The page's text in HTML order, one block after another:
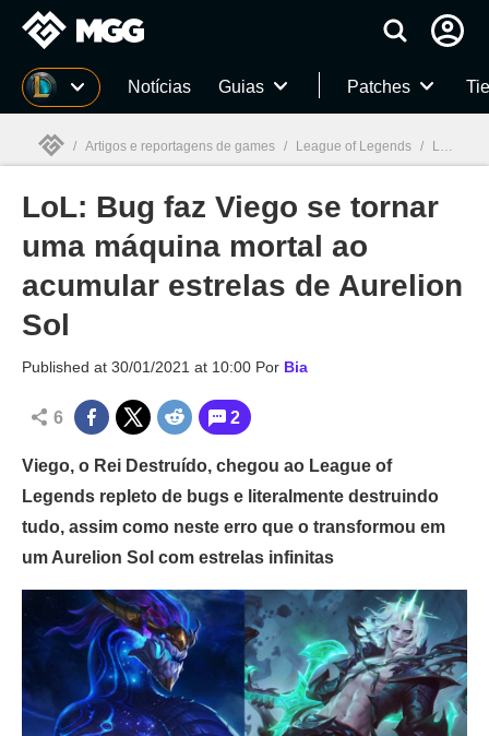
Millenium Notícias Guias Patches
Millenium
/ Artigos e reportagens de games / League of Legends / LoL: Bug faz Viego se tornar uma máquina mortal ao acumular estrelas de Aurelion Sol
LoL: Bug faz Viego se tornar
uma máquina mortal ao
acumular estrelas de Aurelion
Sol
Published at 30/01/2021 at 10:00 Por Bia
6 2
Viego, o Rei Destruído, chegou ao League of
Legends repleto de bugs e literalmente destruindo
tudo, assim como neste erro que o transformou em
um Aurelion Sol com estrelas infinitas